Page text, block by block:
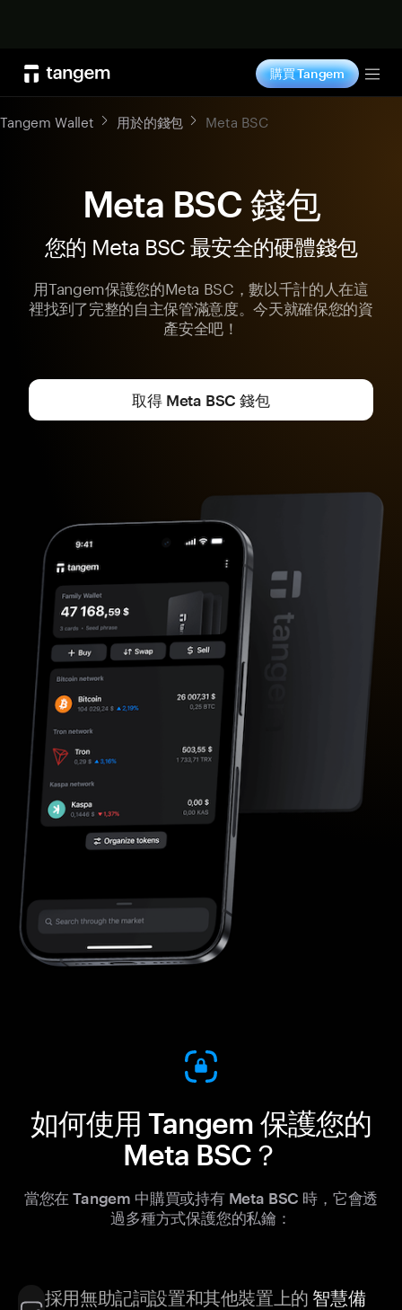
購買 Tangem
Tangem Wallet 用於的錢包 Meta BSC
Meta BSC 錢包
您的 Meta BSC 最安全的硬體錢包
用Tangem保護您的Meta BSC，數以千計的人在這
裡找到了完整的自主保管滿意度。今天就確保您的資
產安全吧！
取得 Meta BSC 錢包
如何使用 Tangem 保護您的
Meta BSC？
當您在 Tangem 中購買或持有 Meta BSC 時，它會透
過多種方式保護您的私鑰：
採用無助記詞設置和其他裝置上的 智慧備